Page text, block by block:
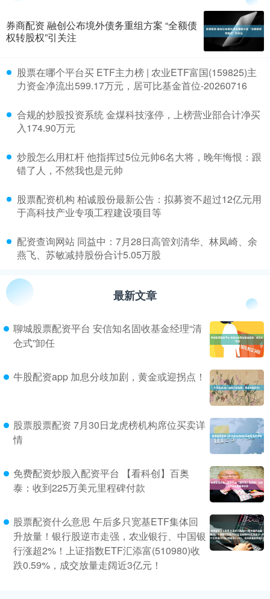
券商配资 融创公布境外债务重组方案 “全额债
权转股权”引关注
​股票在哪个平台买 ETF主力榜 | 农业ETF富国(159825)主
力资金净流出599.17万元，居可比基金首位-20260716
​合规的炒股投资系统 金煤科技涨停，上榜营业部合计净买
入174.90万元
​炒股怎么用杠杆 他指挥过5位元帅6名大将，晚年悔恨：跟
错了人，不然我也是元帅
​股票配资机构 柏诚股份最新公告：拟募资不超过12亿元用
于高科技产业专项工程建设项目等
​配资查询网站 同益中：7月28日高管刘清华、林凤崎、余
燕飞、苏敏减持股份合计5.05万股
最新文章
聊城股票配资平台 安信知名固收基金经理“清
仓式”卸任
牛股配资app 加息分歧加剧，黄金或迎拐点！
股票股票配资 7月30日龙虎榜机构席位买卖详
情
免费配资炒股入配资平台 【看科创】百奥
泰：收到225万美元里程碑付款
股票配资什么意思 午后多只宽基ETF集体回
升放量！银行股逆市走强，农业银行、中国银
行涨超2%！上证指数ETF汇添富(510980)收
跌0.59%，成交放量走阔近3亿元！